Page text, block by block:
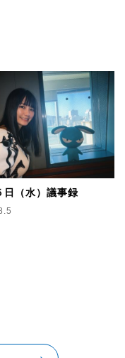
介！
～あの日の決断、
トーリーやターニン
“今”を４日間にわけて
る！
勉強する【SMILE
日（水）議事録